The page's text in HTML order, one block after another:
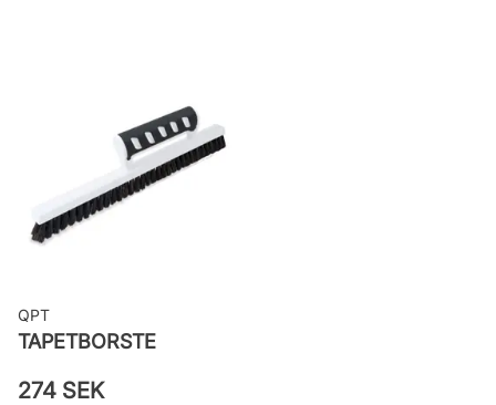
Applicering av lim: Lim strykes på
väggen
Leverantörens artikelnummer:
82014
QPT
TAPETBORSTE
274 SEK